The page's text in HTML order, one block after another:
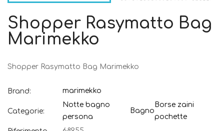
Shopper Rasymatto Bag
Marimekko
Shopper Rasymatto Bag Marimekko
Brand: marimekko
Categorie:
Notte bagno
persona
Bagno
Borse zaini
pochette